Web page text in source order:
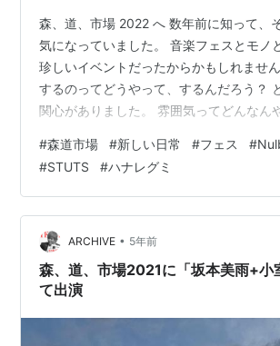
森、道、市場 2022 へ 数年前に知って、
気になっていました。 音楽フェスとモノ
珍しいイベントだったからかもしれませ
するのってどうやって、するんだろう？
関心がありました。 雰囲気ってどんなん
ライブ。 初めて車で愛知入り。 STUTS
てたけど、とても心地よく。 もっと前で
た。 大好きなドラマ「大豆田とわ子と・
激！！ ハナレグミ 声量と清涼。 温かな
ました。 さよならcolorで感動のナミダ。
#森道市場 #新しい日常 #フェス #
#STUTS #ハナレグミ
ARCHIVE • 5年前
森、道、市場2021に「坂本美雨+小
て出演